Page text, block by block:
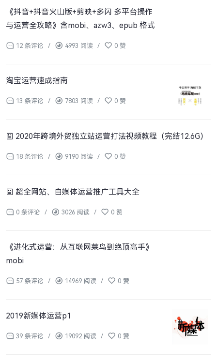
《抖音+抖音火山版+剪映+多闪 多平台操作
与运营全攻略》含mobi、azw3、epub 格式
12 条评论 / 4993 阅读 / 0 赞
淘宝运营速成指南
13 条评论 / 7803 阅读 / 0 赞
2020年跨境外贸独立站运营打法视频教程（完结12.6G）
18 条评论 / 9190 阅读 / 0 赞
超全网站、自媒体运营推广工具大全
0 条评论 / 3026 阅读 / 0 赞
《进化式运营：从互联网菜鸟到绝顶高手》
mobi
57 条评论 / 14969 阅读 / 0 赞
2019新媒体运营p1
39 条评论 / 19092 阅读 / 0 赞